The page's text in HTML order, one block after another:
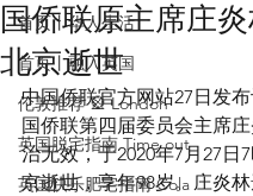
首页丨华人生活
首页丨融入英国
伦敦推荐 🎡 London
英国脱宅指南 Time out
英国快乐肥宅指南 Cola
国侨联原主席庄
北京逝世
中国侨联官方网站27日发
国侨联第四届委员会主席
治无效，于2020年7月27日
京逝世，享年98岁。庄炎